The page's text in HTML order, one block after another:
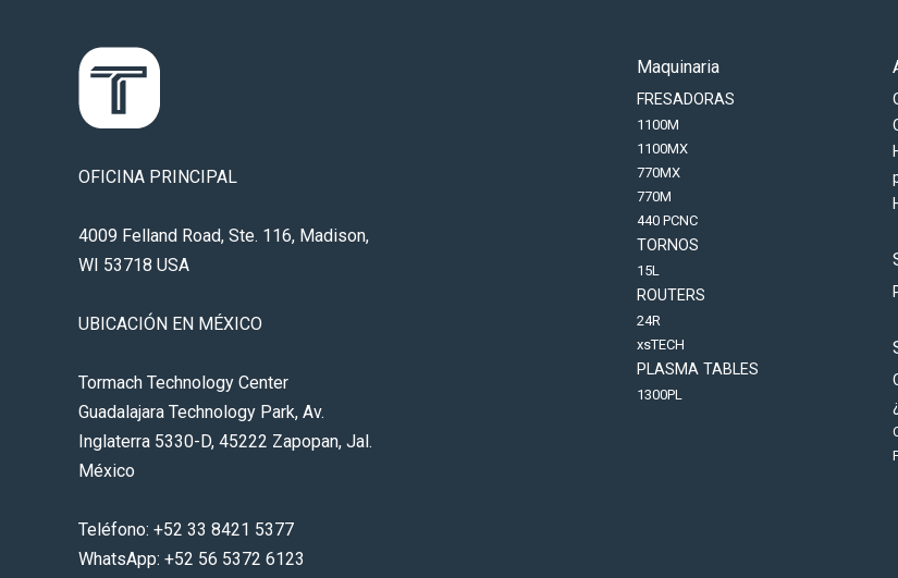
OFICINA PRINCIPAL
4009 Felland Road, Ste. 116, Madison,
WI 53718 USA
UBICACIÓN EN MÉXICO
Tormach Technology Center
Guadalajara Technology Park, Av.
Inglaterra 5330-D, 45222 Zapopan, Jal.
México
Teléfono: +52 33 8421 5377
WhatsApp: +52 56 5372 6123
Maquinaria
FRESADORAS
1100M
1100MX
770MX
770M
440 PCNC
TORNOS
15L
ROUTERS
24R
xsTECH
PLASMA TABLES
1300PL